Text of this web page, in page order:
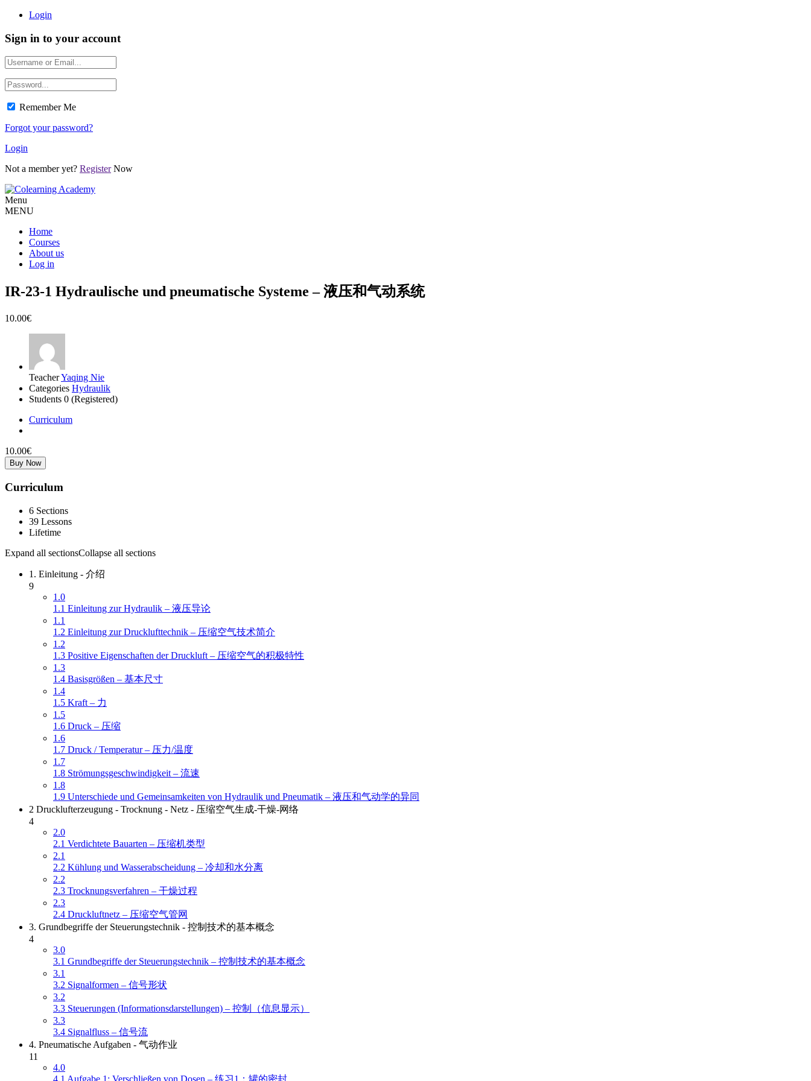
Login
Sign in to your account
Remember Me
Forgot your password?
Login
Not a member yet? RegisterNow
Menu
MENU
Home
Courses
About us
Log in
IR-23-1 Hydraulische und pneumatische Systeme – 液压和气动系统
10.00€
TeacherYaqing Nie
Categories Hydraulik
Students 0 (Registered)
Curriculum
10.00€
Buy Now
Curriculum
6 Sections
39 Lessons
Lifetime
Expand all sectionsCollapse all sections
1. Einleitung - 介绍
9
1.0
1.1 Einleitung zur Hydraulik – 液压导论
1.1
1.2 Einleitung zur Drucklufttechnik – 压缩空气技术简介
1.2
1.3 Positive Eigenschaften der Druckluft – 压缩空气的积极特性
1.3
1.4 Basisgrößen – 基本尺寸
1.4
1.5 Kraft – 力
1.5
1.6 Druck – 压缩
1.6
1.7 Druck / Temperatur – 压力/温度
1.7
1.8 Strömungsgeschwindigkeit – 流速
1.8
1.9 Unterschiede und Gemeinsamkeiten von Hydraulik und Pneumatik – 液压和气动学的异同
2 Drucklufterzeugung - Trocknung - Netz - 压缩空气生成-干燥-网络
4
2.0
2.1 Verdichtete Bauarten – 压缩机类型
2.1
2.2 Kühlung und Wasserabscheidung – 冷却和水分离
2.2
2.3 Trocknungsverfahren – 干燥过程
2.3
2.4 Druckluftnetz – 压缩空气管网
3. Grundbegriffe der Steuerungstechnik - 控制技术的基本概念
4
3.0
3.1 Grundbegriffe der Steuerungstechnik – 控制技术的基本概念
3.1
3.2 Signalformen – 信号形状
3.2
3.3 Steuerungen (Informationsdarstellungen) – 控制（信息显示）
3.3
3.4 Signalfluss – 信号流
4. Pneumatische Aufgaben - 气动作业
11
4.0
4.1 Aufgabe 1: Verschließen von Dosen – 练习1：罐的密封